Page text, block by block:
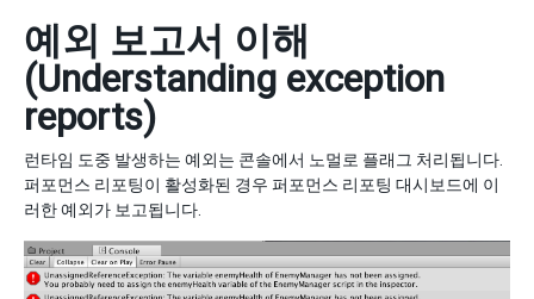
예외 보고서 이해
(Understanding exception
reports)
런타임 도중 발생하는 예외는 콘솔에서 노멀로 플래그 처리됩니다.
퍼포먼스 리포팅이 활성화된 경우 퍼포먼스 리포팅 대시보드에 이
러한 예외가 보고됩니다.